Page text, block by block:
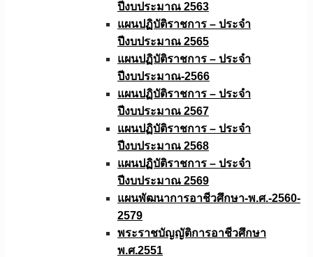
ปีงบประมาณ 2563
แผนปฏิบัติราชการ – ประจำ
ปีงบประมาณ 2565
แผนปฏิบัติราชการ – ประจำ
ปีงบประมาณ-2566
แผนปฏิบัติราชการ – ประจำ
ปีงบประมาณ 2567
แผนปฏิบัติราชการ – ประจำ
ปีงบประมาณ 2568
แผนปฏิบัติราชการ – ประจำ
ปีงบประมาณ 2569
แผนพัฒนาการอาชีวศึกษา-พ.ศ.-2560-
2579
พระราชบัญญัติการอาชีวศึกษา
พ.ศ.2551